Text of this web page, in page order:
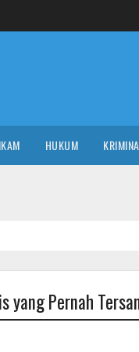
HUKUM
Pernah